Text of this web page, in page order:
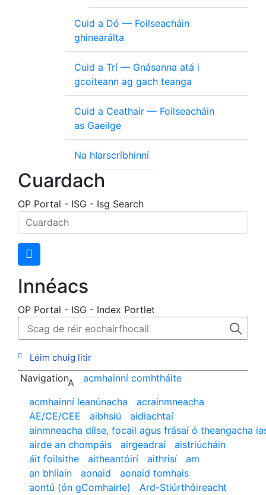
Cuid a Dó — Foilseacháin
ghinearálta
Cuid a Trí — Gnásanna atá i
gcoiteann ag gach teanga
Cuid a Ceathair — Foilseacháin
as Gaeilge
Na hIarscríbhinní
Cuardach
OP Portal - ISG - Isg Search
Innéacs
OP Portal - ISG - Index Portlet
Léim chuig litir
NavigationA
acmhainní comhtháite
acmhainní leanúnacha
acrainmneacha
AE/CE/CEE
aibhsiú
aidiachtaí
ainmneacha dílse, focail agus frásaí ó theangacha
airde an chompáis
airgeadraí
aistriúcháin
áit foilsithe
aitheantóirí aithrisí
am
an bhliain
aonaid
aonaid tomhais
aontú (ón gComhairle)
Ard-Stiúrthóireacht